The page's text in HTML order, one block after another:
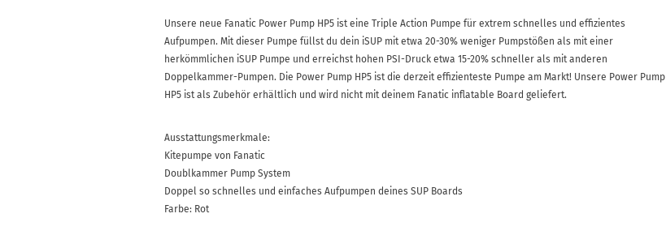
Unsere neue Fanatic Power Pump HP5 ist eine Triple Action Pumpe für extrem schnelles und effizientes
Aufpumpen. Mit dieser Pumpe füllst du dein iSUP mit etwa 20-30% weniger Pumpstößen als mit einer
herkömmlichen iSUP Pumpe und erreichst hohen PSI-Druck etwa 15-20% schneller als mit anderen
Doppelkammer-Pumpen. Die Power Pump HP5 ist die derzeit effizienteste Pumpe am Markt! Unsere Power Pump
HP5 ist als Zubehör erhältlich und wird nicht mit deinem Fanatic inflatable Board geliefert.
Ausstattungsmerkmale:
Kitepumpe von Fanatic
Doublkammer Pump System
Doppel so schnelles und einfaches Aufpumpen deines SUP Boards
Farbe: Rot